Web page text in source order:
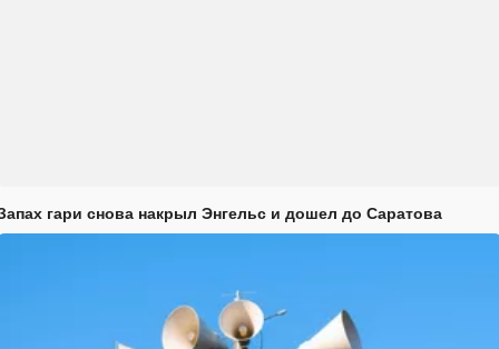
гари снова накрыл Энгельс и дошел до Саратова